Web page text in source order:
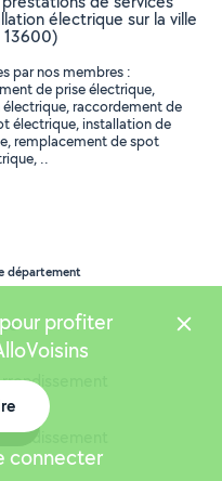
électrique sur la ville
13600)
par nos membres :
de prise électrique,
raccordement de
électrique, installation de
remplacement de spot
..
département
profiter
connecter